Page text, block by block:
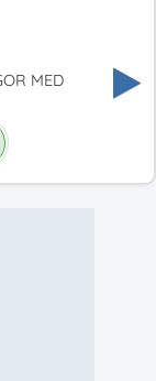
MED